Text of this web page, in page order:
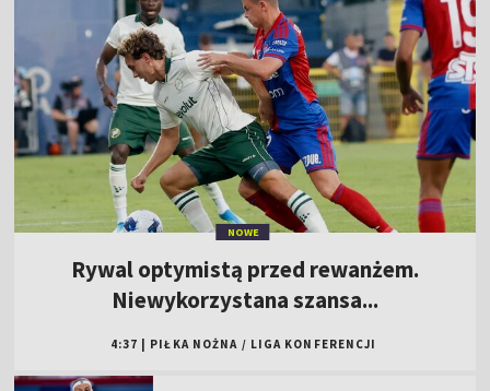
NOWE
Rywal optymistą przed rewanżem.
Niewykorzystana szansa...
4:37 PIŁKA NOŻNA / LIGA KONFERENCJI